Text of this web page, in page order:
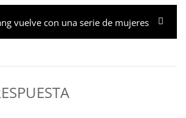
vuelve con una serie de mujeres